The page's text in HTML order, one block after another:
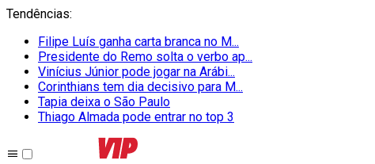
Tendências:
Filipe Luís ganha carta branca no M...
Presidente do Remo solta o verbo ap...
Vinícius Júnior pode jogar na Arábi...
Corinthians tem dia decisivo para M...
Tapia deixa o São Paulo
Thiago Almada pode entrar no top 3